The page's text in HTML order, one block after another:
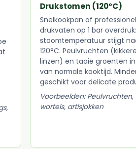
Drukstomen (120°C)
Snelkookpan of
drukvaten op 1 bar overdruk:
stoomtemperatuur stijgt
120°C. Peulvruchten
linzen) en taaie groenten in
van normale kooktijd.
geschikt voor delicate
Voorbeelden:
wortels, artisjokken